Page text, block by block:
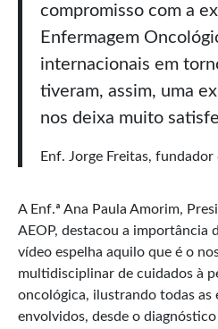
compromisso com a
Enfermagem
internacionais em
tiveram, assim, uma
nos deixa muito
Enf. Jorge Freitas, fundador
A Enf.ª Ana Paula Amorim,
AEOP, destacou a importância
vídeo espelha aquilo que é o
multidisciplinar de cuidados à
oncológica, ilustrando todas as
envolvidos, desde o